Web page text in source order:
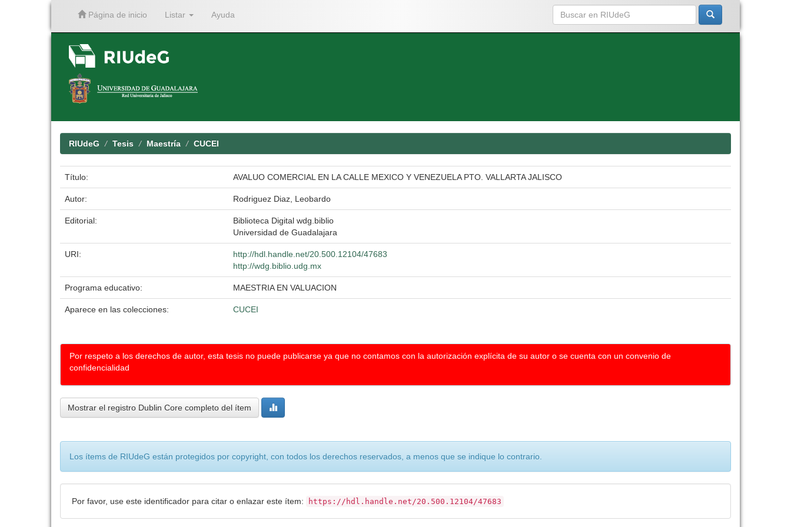
Página de inicio Listar Ayuda
RIUdeG Tesis Maestría CUCEI
Título: AVALUO COMERCIAL EN LA CALLE MEXICO Y VENEZUELA PTO. VALLARTA JALISCO
Autor: Rodriguez Diaz, Leobardo
Editorial:
Biblioteca Digital wdg.biblio
Universidad de Guadalajara
URI:
http://hdl.handle.net/20.500.12104/47683
http://wdg.biblio.udg.mx
Programa educativo: MAESTRIA EN VALUACION
Aparece en las colecciones: CUCEI
Por respeto a los derechos de autor, esta tesis no puede publicarse ya que no contamos con la autorización explícita de su autor o se cuenta con un convenio de
confidencialidad
Mostrar el registro Dublin Core completo del ítem
Los ítems de RIUdeG están protegidos por copyright, con todos los derechos reservados, a menos que se indique lo contrario.
Por favor, use este identificador para citar o enlazar este ítem: https://hdl.handle.net/20.500.12104/47683